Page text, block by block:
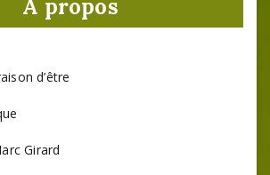
A propos
d’être
Girard